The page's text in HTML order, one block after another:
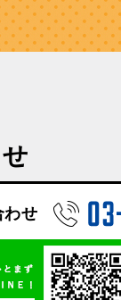
わせ